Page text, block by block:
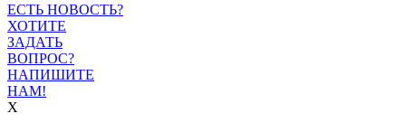
ЕСТЬ НОВОСТЬ?
ХОТИТЕ
ЗАДАТЬ
ВОПРОС?
НАПИШИТЕ
НАМ!
X